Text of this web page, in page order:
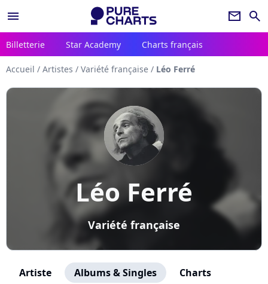
menu newsletter search
Billetterie Star Academy Charts français
Accueil / Artistes / Variété française / Léo Ferré
Léo Ferré
Variété française
Artiste Albums & Singles Charts